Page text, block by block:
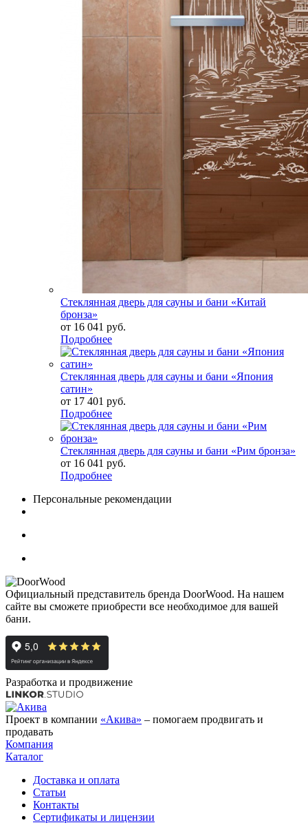
Стеклянная дверь для сауны и бани «Китай
бронза»
от 16 041 руб.
Подробнее
Стеклянная дверь для сауны и бани «Япония
сатин»
от 17 401 руб.
Подробнее
Стеклянная дверь для сауны и бани «Рим бронза»
от 16 041 руб.
Подробнее
Персональные рекомендации
Официальный представитель бренда DoorWood. На нашем
сайте вы сможете приобрести все необходимое для вашей
бани.
Разработка и продвижение
Проект в компании «Акива» – помогаем продвигать и
продавать
Компания
Каталог
Доставка и оплата
Статьи
Контакты
Сертификаты и лицензии